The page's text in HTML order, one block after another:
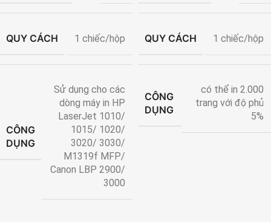
QUY CÁCH 1 chiếc/hộp
CÔNG
DỤNG
Sử dụng cho các
dòng máy in HP
LaserJet 1010/
1015/ 1020/
3020/ 3030/
M1319f MFP/
Canon LBP 2900/
3000
QUY CÁCH 1 chiếc/hộp
CÔNG
DỤNG
có thể in 2.000
trang với độ phủ
5%